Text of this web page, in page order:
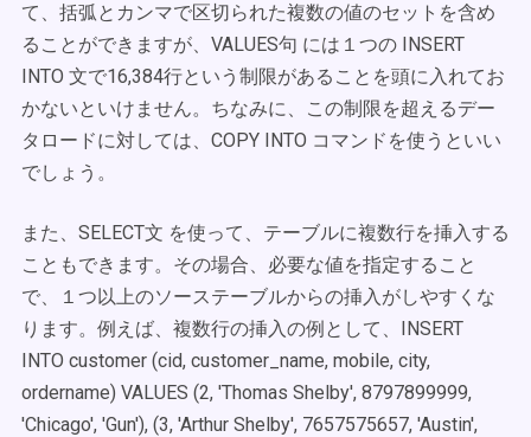
て、括弧とカンマで区切られた複数の値のセットを含め
ることができますが、VALUES句 には１つの INSERT
INTO 文で16,384行という制限があることを頭に入れてお
かないといけません。ちなみに、この制限を超えるデー
タロードに対しては、COPY INTO コマンドを使うといい
でしょう。
また、SELECT文 を使って、テーブルに複数行を挿入する
こともできます。その場合、必要な値を指定すること
で、１つ以上のソーステーブルからの挿入がしやすくな
ります。例えば、複数行の挿入の例として、INSERT
INTO customer (cid, customer_name, mobile, city,
ordername) VALUES (2, 'Thomas Shelby', 8797899999,
'Chicago', 'Gun'), (3, 'Arthur Shelby', 7657575657, 'Austin',